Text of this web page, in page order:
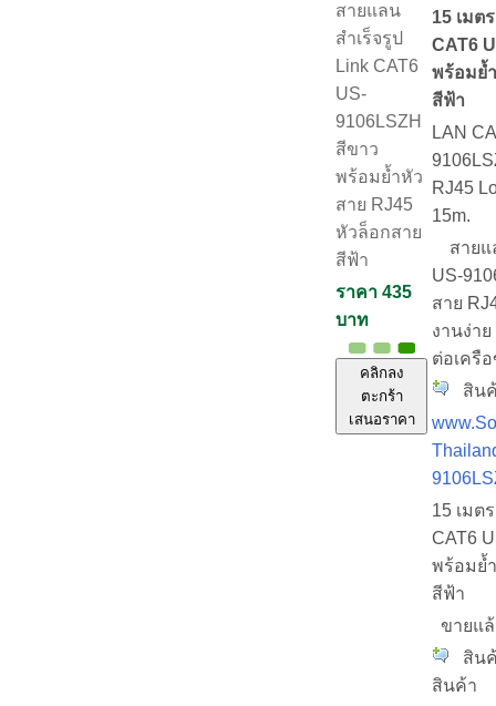
สายแลน
สำเร็จรูป
Link CAT6
US-
9106LSZH
สีขาว
พร้อมย้ำหัว
สาย RJ45
หัวล็อกสาย
สีฟ้า
ราคา 435
บาท
คลิกลง
ตะกร้า
เสนอราคา
15 เมต
CAT6
พร้อมย้
สีฟ้า
LAN
RJ45
15m.
สายแ
US-
สาย
งานง่า
ต่อเครื
สินค้
15 เมต
CAT6
พร้อมย้
สีฟ้า
ขายแ
สินค้
สินค้า